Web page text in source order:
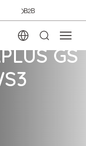
B2B
GS